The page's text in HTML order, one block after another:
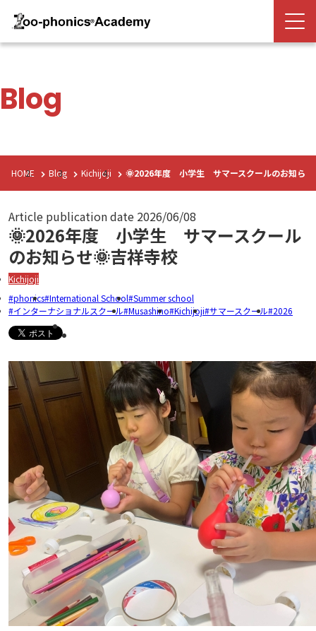
Blog
HOME Blog Kichijoji 🌞2026年度 小学生 サマースクールのお知らせ
Article publication date 2026/06/08
🌞2026年度 小学生 サマースクール
のお知らせ🌞吉祥寺校
Kichijoji
phonics International School Summer school
インターナショナルスクール Musashino Kichijoji サマースクール 2026